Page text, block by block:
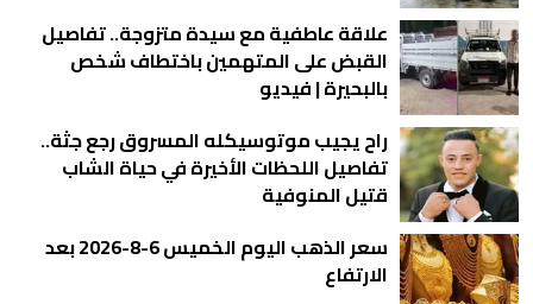
علاقة عاطفية مع سيدة متزوجة.. تفاصيل
القبض على المتهمين باختطاف شخص
بالبحيرة | فيديو
راح يجيب موتوسيكله المسروق رجع جثة..
تفاصيل اللحظات الأخيرة في حياة الشاب
قتيل المنوفية
سعر الذهب اليوم الخميس 6-8-2026 بعد
الارتفاع